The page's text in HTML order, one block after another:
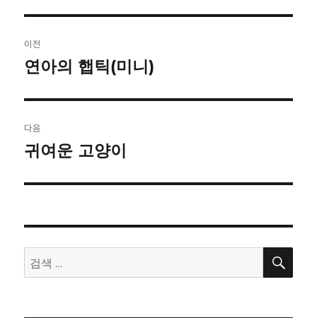
탐
이전
이
글:
연아의 햅틱(미니)
다음
다
글:
귀여운 고양이
검
색:
검